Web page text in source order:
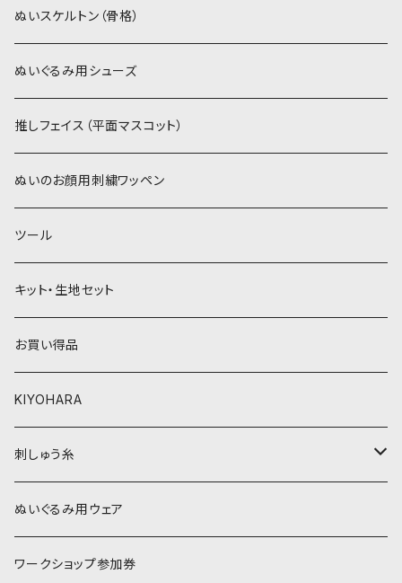
スキンカラー生地
カーリーベルボア
パウダーボア（4mm）
ウィッグボア（8cm）
白系
黄色・クリーム系
ベージュ・ブラウン系
スキンカラー系
白系
黄色・クリーム系
ベージュ・ブラウン系
ステッチカラー
ミニワッペン
リボン
ぬいスケルトン（骨格）
ぬいぐるみ用シューズ
推しフェイス（平面マスコット）
ぬいのお顔用刺繍ワッペン
ツール
キット・生地セット
お買い得品
KIYOHARA
刺しゅう糸
COSMO 25番刺しゅう糸
ぬいぐるみ用ウェア
ワークショップ参加券